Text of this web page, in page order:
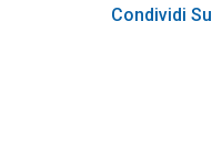
Condividi Su